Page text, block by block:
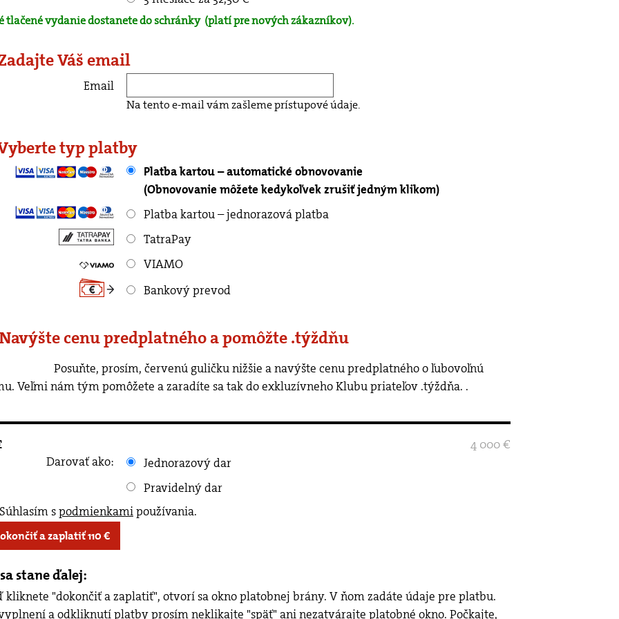
tlačené vydanie dostanete do schránky (platí pre nových zákazníkov).
Váš email
Email
Na tento e-mail vám zašleme prístupové údaje.
typ platby
Platba kartou – automatické obnovovanie
(Obnovovanie môžete kedykoľvek zrušiť jedným klikom)
Platba kartou – jednorazová platba
TatraPay
VIAMO
Bankový prevod
cenu predplatného a pomôžte .týždňu
Veľmi nám tým pomôžete a zaradíte sa tak do exkluzívneho Klubu priateľov .týždňa. .
4 000 €
Darovať ako:
Jednorazový dar
Pravidelný dar
Súhlasím spodmienkamipoužívania.
Dokončiť a zaplatiť110€
stane ďalej:
kliknete "dokončiť a zaplatiť", otvorí sa okno platobnej brány. V ňom zadáte údaje pre platbu.
a odkliknutí platby prosím neklikajte "späť" ani nezatvárajte platobné okno. Počkajte,